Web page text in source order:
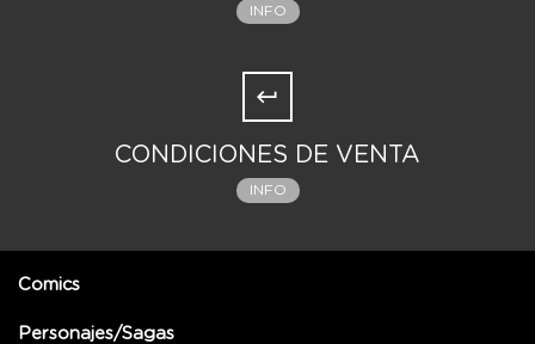
INFO
CONDICIONES DE VENTA
INFO
Comics
Personajes/Sagas